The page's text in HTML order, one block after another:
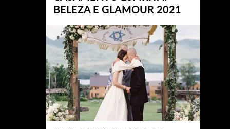
BELEZA E GLAMOUR 2021